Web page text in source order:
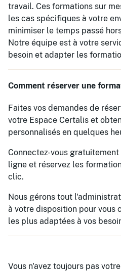
travail. Ces formations sur
les cas spécifiques à votre
minimiser le temps passé
Notre équipe est à votre
besoin et adapter les
Comment réserver une
Faites vos demandes de
votre Espace Certalis et
personnalisés en quelques
Connectez-vous
ligne et réservez les
clic.
Nous gérons tout
à votre disposition pour vous
les plus adaptées à vos
Vous n'avez toujours pas